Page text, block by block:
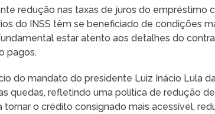
redução nas taxas de juros do empréstimo
do INSS têm se beneficiado de condições
estar atento aos detalhes do
pagos.
do mandato do presidente Luiz Inácio Lula
quedas, refletindo uma política de redução
tornar o crédito consignado mais acessível,